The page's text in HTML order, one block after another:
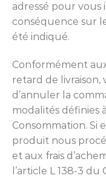
adressé pour
conséquence sur
été indiqué.
Conformément
retard de livraison,
d’annuler la
modalités définies
Consommation. Si
produit nous
et aux frais
l’article L 138-3